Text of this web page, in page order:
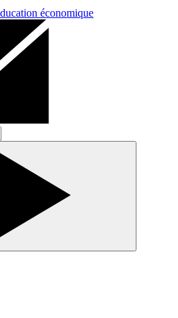
économique